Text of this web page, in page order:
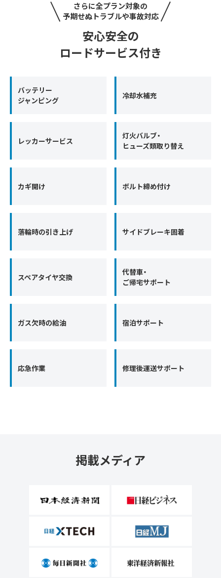
さらに全プラン対象の
予期せぬトラブルや事故対応
安心安全の
ロードサービス付き
バッテリー
ジャンピング
冷却水補充
レッカーサービス
灯火バルブ・
ヒューズ類取り替え
カギ開け ボルト締め付け
落輪時の引き上げ サイドブレーキ固着
スペアタイヤ交換
代替車・
ご帰宅サポート
ガス欠時の給油 宿泊サポート
応急作業 修理後運送サポート
掲載メディア